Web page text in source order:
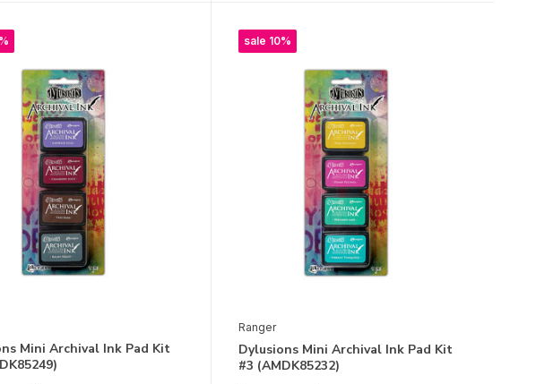
Mini Archival Ink Pad Kit
sale 10%
Ranger
Dylusions Mini Archival Ink Pad Kit
#3 (AMDK85232)